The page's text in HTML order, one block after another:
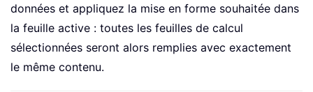
données et appliquez la mise en forme souhaitée dans
la feuille active : toutes les feuilles de calcul
sélectionnées seront alors remplies avec exactement
le même contenu.